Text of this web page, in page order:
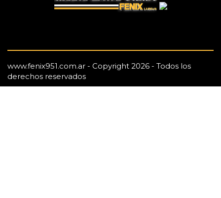
www.fenix951.com.ar - Copyright 2026 - Todos los
derechos reservados